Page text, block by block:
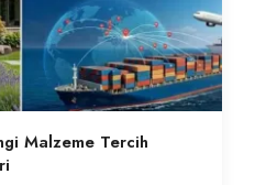
Malzeme Tercih